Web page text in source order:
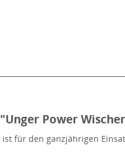
Power
ist für den ganzjährigen